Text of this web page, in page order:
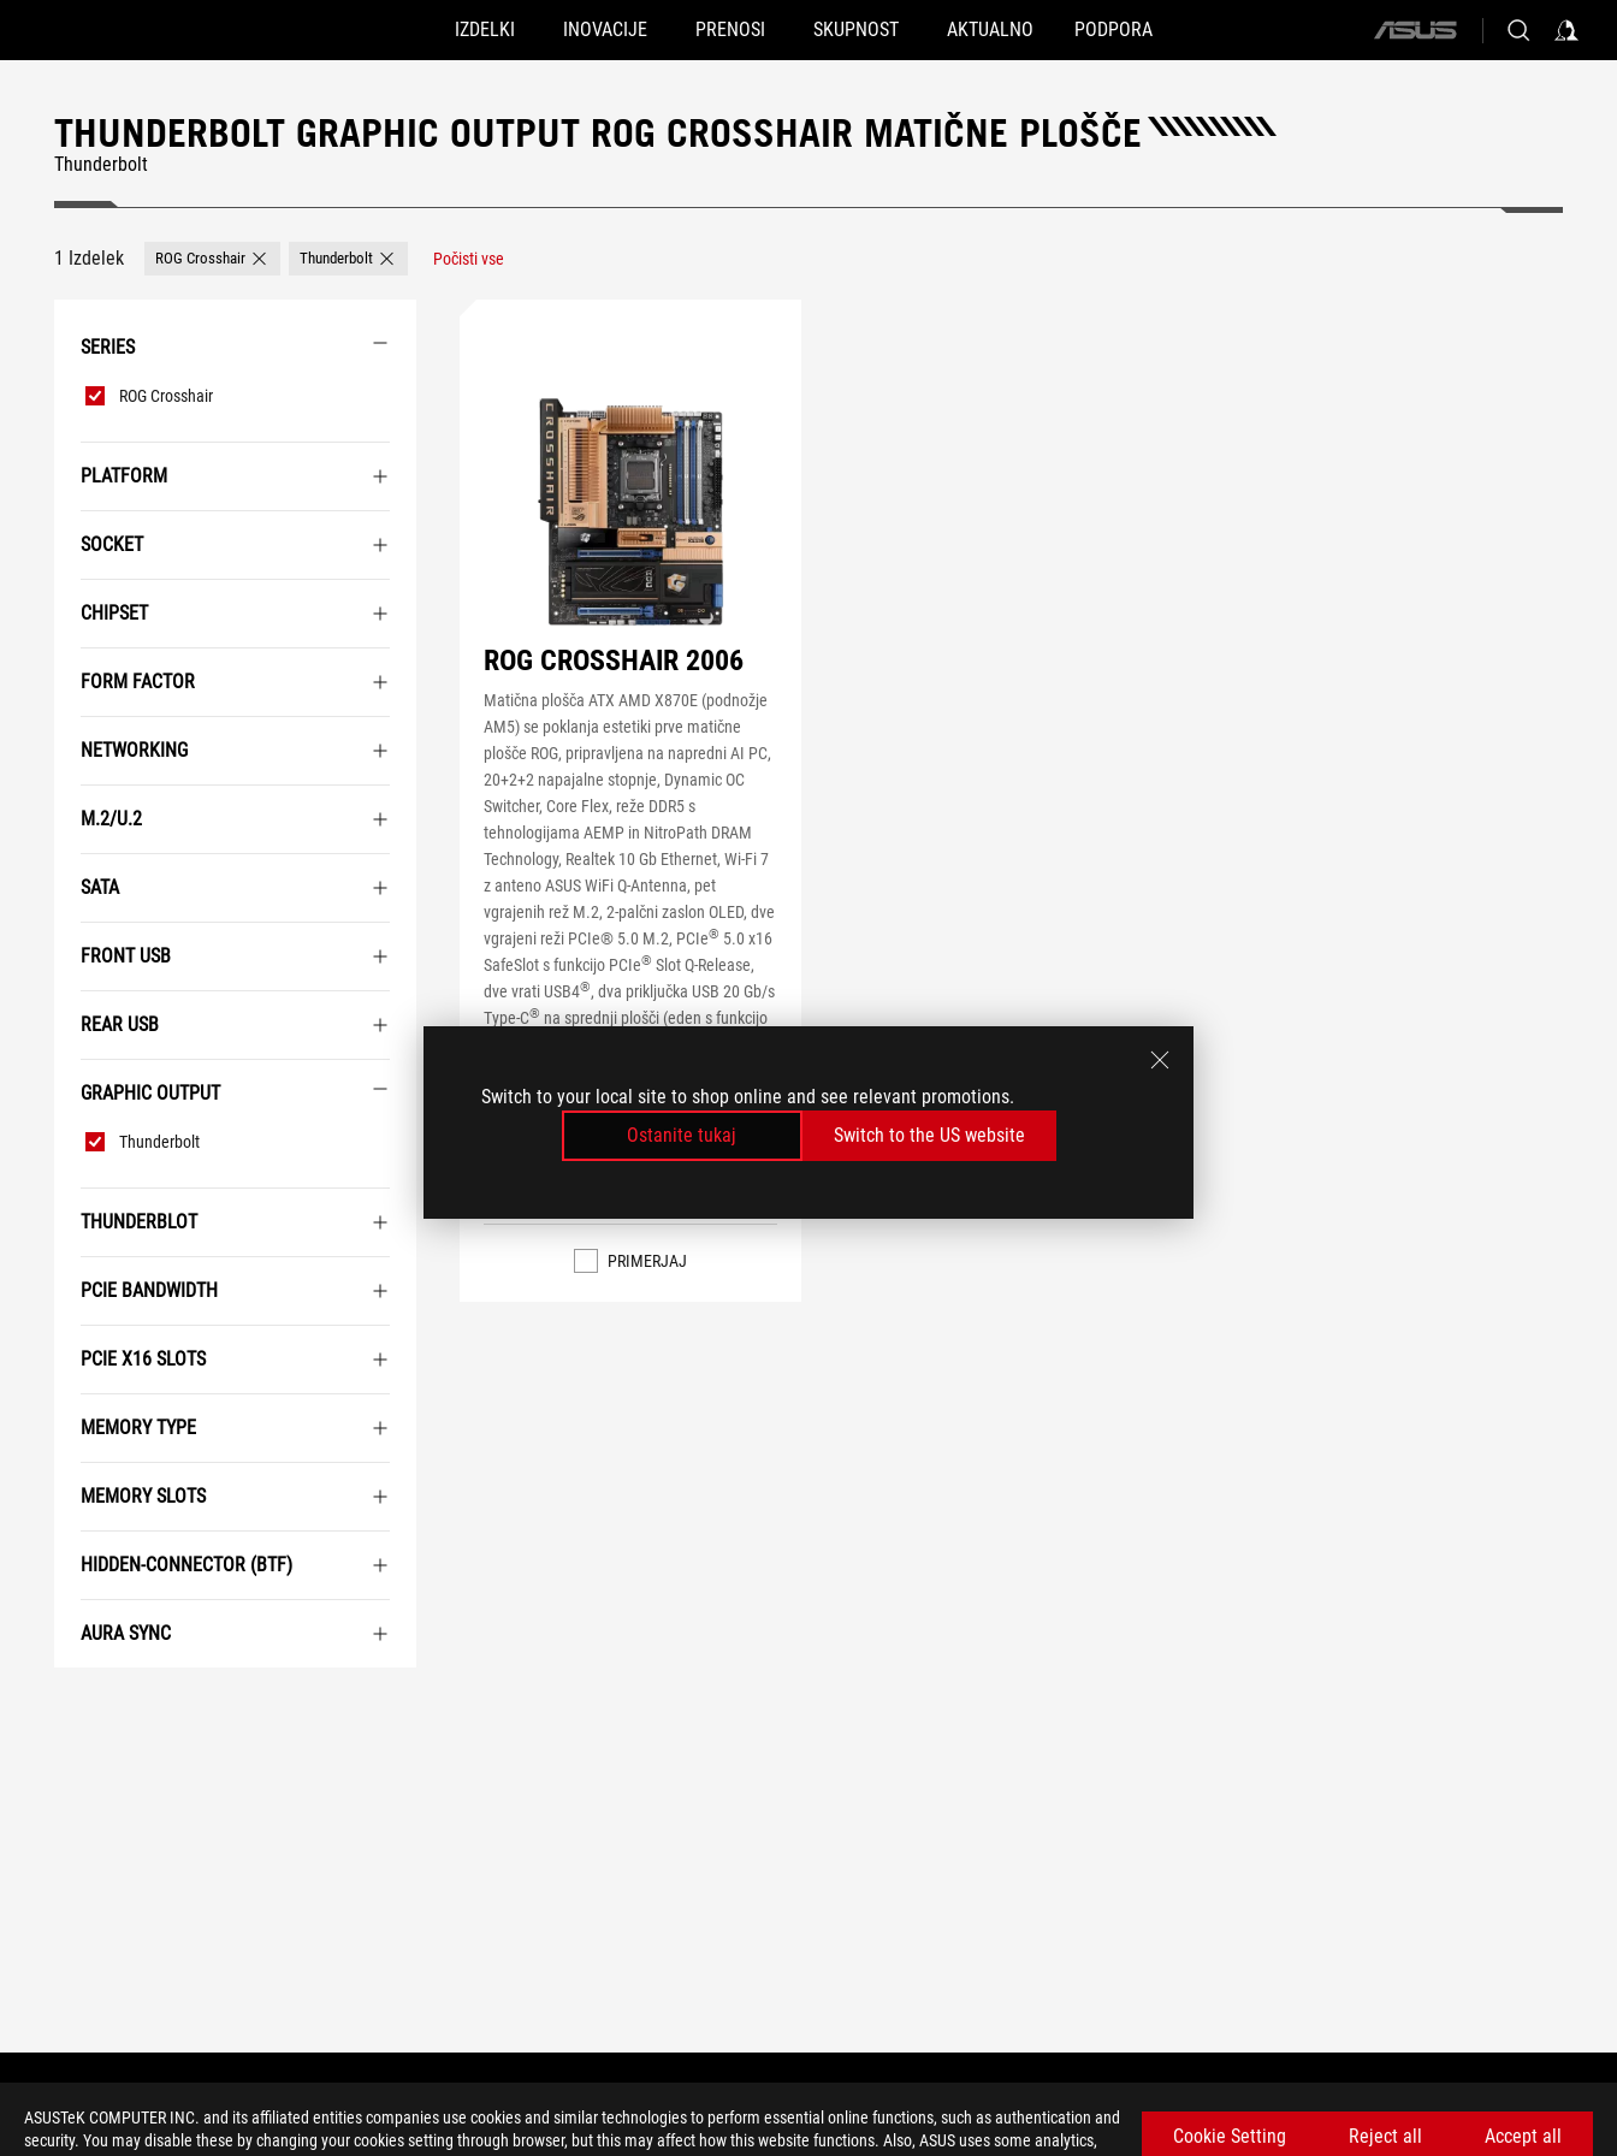
ASUSTeK COMPUTER INC. and its affiliated entities companies use cookies and similar technologies to perform essential online functions, such as authentication and
security. You may disable these by changing your cookies setting through browser, but this may affect how this website functions. Also, ASUS uses some analytics,
Cookie Setting Reject all Accept all
Switch to your local site to shop online and see relevant promotions.
Ostanite tukaj
Switch to the US website
Accessibility links
IZDELKI INOVACIJE PRENOSI SKUPNOST AKTUALNO PODPORA
ASUS
THUNDERBOLT GRAPHIC OUTPUT ROG CROSSHAIR MATIČNE PLOŠČE
Thunderbolt
1 Izdelek ROG Crosshair Remove ROG Crosshair
Thunderbolt Remove Thunderbolt
Počisti vse
SERIES
Series
ROG Crosshair
PLATFORM
SOCKET
CHIPSET
FORM FACTOR
NETWORKING
M.2/U.2
SATA
FRONT USB
REAR USB
GRAPHIC OUTPUT
Graphic
OutputThunderbolt
THUNDERBLOT
PCIE BANDWIDTH
PCIE X16 SLOTS
MEMORY TYPE
MEMORY SLOTS
HIDDEN-CONNECTOR (BTF)
AURA SYNC
ROG CROSSHAIR 2006
Matična plošča ATX AMD X870E (podnožje
AM5) se poklanja estetiki prve matične
plošče ROG, pripravljena na napredni AI PC,
20+2+2 napajalne stopnje, Dynamic OC
Switcher, Core Flex, reže DDR5 s
tehnologijama AEMP in NitroPath DRAM
Technology, Realtek 10 Gb Ethernet, Wi-Fi 7
z anteno ASUS WiFi Q-Antenna, pet
vgrajenih rež M.2, 2-palčni zaslon OLED, dve
vgrajeni reži PCIe® 5.0 M.2, PCIe® 5.0 x16
SafeSlot s funkcijo PCIe® Slot Q-Release,
dve vrati USB4®, dva priključka USB 20 Gb/s
Type-C® na sprednji plošči (eden s funkcijo
ASUS AI Advisor, ASUS AIO Q-Connector
PRIMERJAJ
> GAMING MATIČNE PLOŠČE ROG CROSSHAIR